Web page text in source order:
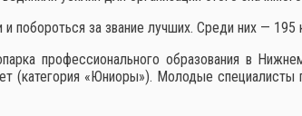
за звание лучших. Среди них — 195
профессионального образования в
(категория «Юниоры»). Молодые